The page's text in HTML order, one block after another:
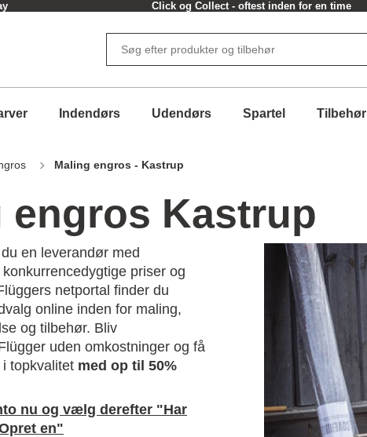
Click og Collect - oftest inden for en time
Indendørs Udendørs Spartel Tilbehør
Maling engros - Kastrup
engros Kastrup
en leverandør med
priser og
netportal finder du
online inden for maling,
og tilbehør. Bliv
uden omkostninger og få
topkvalitet med op til 50%
nu og vælg derefter "Har
en"